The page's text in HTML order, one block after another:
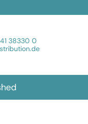
38330 0